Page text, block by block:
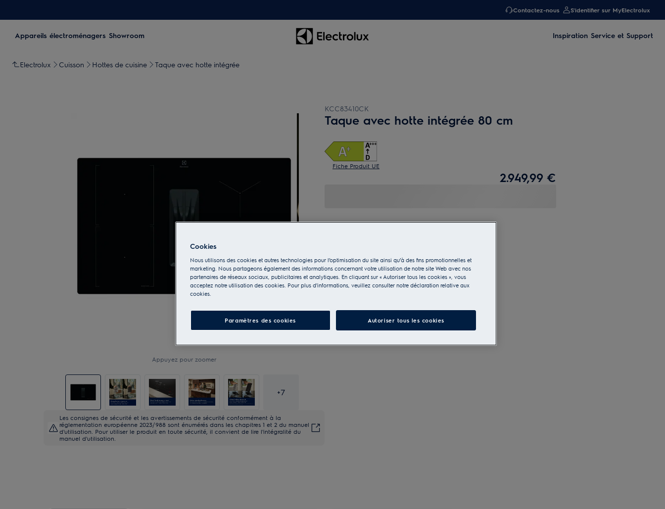
Contactez-nous S'identifier sur MyElectrolux
Appareils électroménagers Showroom Inspiration Service et Support
Electrolux Cuisson Hottes de cuisine Taque avec hotte intégrée
Appuyez pour zoomer
+7
Les consignes de sécurité et les avertissements de sécurité conformément à la
réglementation européenne 2023/988 sont énumérés dans les chapitres 1 et 2 du manuel
d'utilisation. Pour utiliser le produit en toute sécurité, il convient de lire l'intégralité du
manuel d'utilisation.
KCC83410CK
Taque avec hotte intégrée 80 cm
Fiche Produit UE
2.949,99 €
Cookies
Nous utilisons des cookies et autres technologies pour l’optimisation du site ainsi qu’à des fins promotionnelles et
marketing. Nous partageons également des informations concernant votre utilisation de notre site Web avec nos
partenaires de réseaux sociaux, publicitaires et analytiques. En cliquant sur « Autoriser tous les cookies », vous
acceptez notre utilisation des cookies. Pour plus d'informations, veuillez consulter notre déclaration relative aux
cookies.
Paramètres des cookies Autoriser tous les cookies